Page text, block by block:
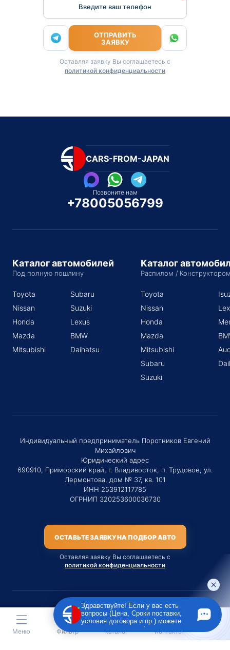
Введите ваш телефон
ОТПРАВИТЬ
ЗАЯВКУ
Оставляя заявку Вы соглашаетесь с
политикой конфиденциальности
CARS-FROM-JAPAN
Позвоните нам
+78005056799
Каталог автомобилей
Под полную пошлину
Toyota
Nissan
Honda
Mazda
Mitsubishi
Subaru
Suzuki
Lexus
BMW
Daihatsu
Каталог
Распилом /
Toyota
Nissan
Honda
Mazda
Mitsubishi
Subaru
Suzuki
Индивидуальный предприниматель Поротников Евгений
Михайлович
Юридический адрес
690910, Приморский край, г. Владивосток, п. Трудовое, ул.
Лермонтова, дом № 37, кв. 101
ИНН 253912117785
ОГРНИП 320253600036730
ОСТАВЬТЕ ЗАЯВКУ НА ПОДБОР АВТО
Оставляя заявку Вы соглашаетесь с
политикой конфиденциальности
Материалы данного сайта являются публичной офертой
только на услугу сопровождения Агентом приобретения
транспортного средства Клиентом.
Меню Фильтр Каталог Контакты
Здравствуйте! Если у вас есть
вопросы (Цена, Сроки поставки,
условия договора и пр.) можете
задать их мне в чат!